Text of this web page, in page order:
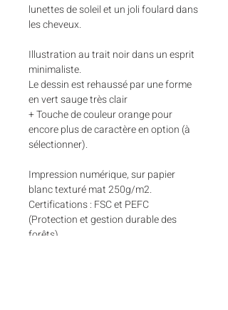
lunettes de soleil et un joli foulard dans
les cheveux.
Illustration au trait noir dans un esprit
minimaliste.
Le dessin est rehaussé par une forme
en vert sauge très clair
+ Touche de couleur orange pour
encore plus de caractère en option (à
sélectionner).
Impression numérique, sur papier
blanc texturé mat 250g/m2.
Certifications : FSC et PEFC
(Protection et gestion durable des
forêts).